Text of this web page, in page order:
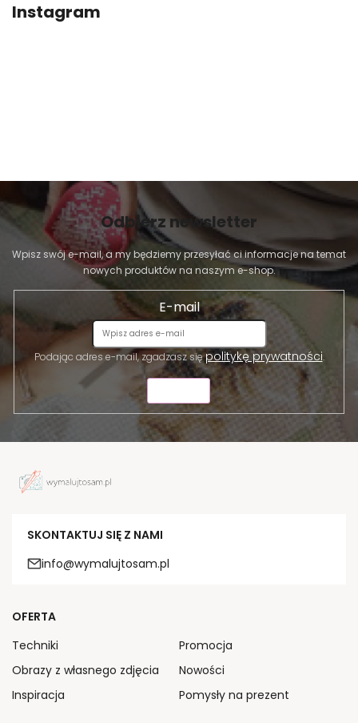
Instagram
Odbierz newsletter
Wpisz swój e-mail, a my będziemy przesyłać ci informacje na temat
nowych produktów na naszym e-shop.
E-mail
Podając adres e-mail, zgadzasz siępolitykę prywatności.
SKONTAKTUJ SIĘ Z NAMI
info@wymalujtosam.pl
OFERTA
Techniki
Obrazy z własnego zdjęcia
Inspiracja
Promocja
Nowości
Pomysły na prezent